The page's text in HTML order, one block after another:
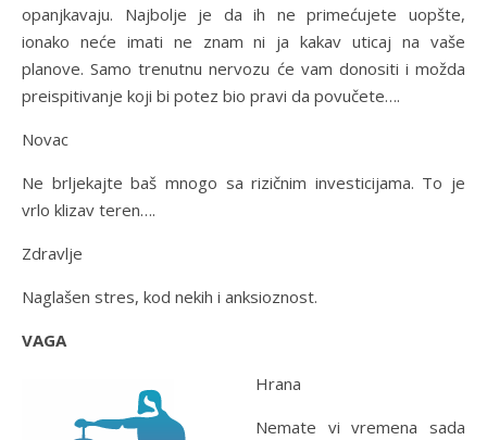
opanjkavaju. Najbolje je da ih ne primećujete uopšte,
ionako neće imati ne znam ni ja kakav uticaj na vaše
planove. Samo trenutnu nervozu će vam donositi i možda
preispitivanje koji bi potez bio pravi da povučete….
Novac
Ne brljekajte baš mnogo sa rizičnim investicijama. To je
vrlo klizav teren….
Zdravlje
Naglašen stres, kod nekih i anksioznost.
VAGA
Hrana
Nemate vi vremena sada